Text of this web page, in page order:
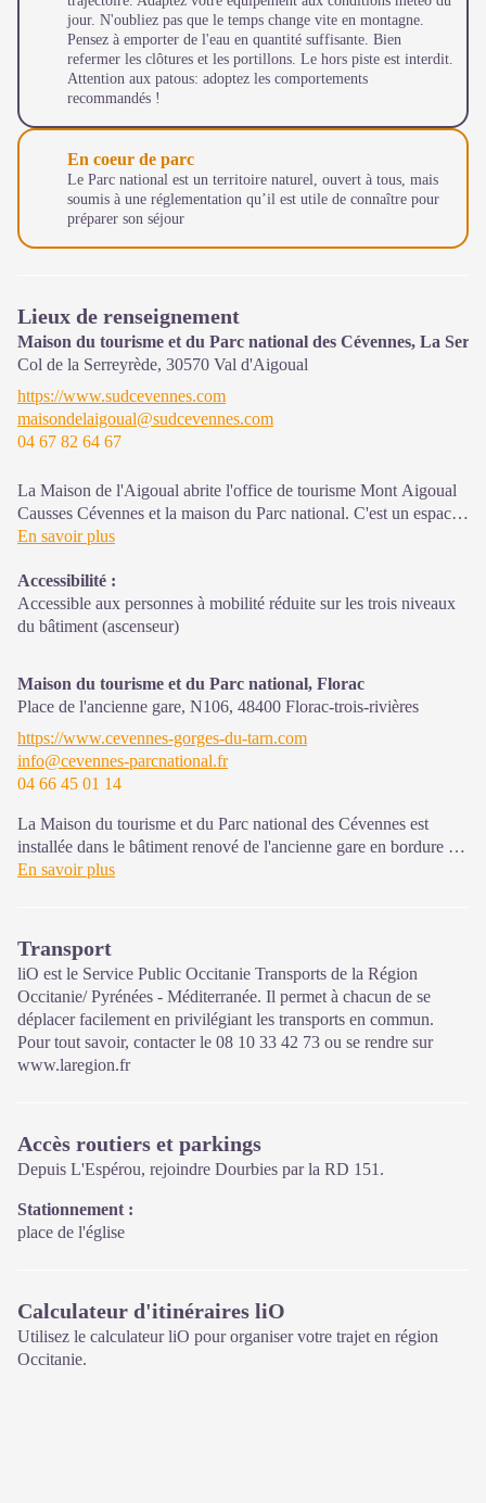
jour. N'oubliez pas que le temps change vite en montagne.
Pensez à emporter de l'eau en quantité suffisante. Bien
refermer les clôtures et les portillons. Le hors piste est interdit.
Attention aux patous: adoptez les comportements
recommandés !
En coeur de parc
Le Parc national est un territoire naturel, ouvert à tous, mais
soumis à une réglementation qu’il est utile de connaître pour
préparer son séjour
Lieux de renseignement
Maison du tourisme et du Parc national des Cévennes, La
Col de la Serreyrède, 30570 Val d'Aigoual
https://www.sudcevennes.com
maisondelaigoual@sudcevennes.com
04 67 82 64 67
La Maison de l'Aigoual abrite l'office de tourisme Mont Aigoual
Causses Cévennes et la maison du Parc national. C'est un espace
d’accueil, d'information et de sensibilisation sur le Parc national
d'animation ainsi que les règles à adopter en cœur de Parc.
Sur place : expositions temporaires, animations au départ du site
et boutique
En savoir plus
Accessibilité :
Accessible aux personnes à mobilité réduite sur les trois niveaux
du bâtiment (ascenseur)
Maison du tourisme et du Parc national, Florac
Place de l'ancienne gare, N106, 48400 Florac-trois-rivières
https://www.cevennes-gorges-du-tarn.com
info@cevennes-parcnational.fr
04 66 45 01 14
La Maison du tourisme et du Parc national des Cévennes est
installée dans le bâtiment renové de l'ancienne gare en bordure de
la N106. C'est un espace , d’accueil, d'information et de
de l'office de tourisme et du Parc.
Une expo interactive présente le Parc national des Cévennes et
ses actions.
Sur place : Une boutique, librairie découverte et produits siglés
PNC.
Ouvert toute l'année (se renseigner sur les jours et horaires en
En savoir plus
Transport
liO est le Service Public Occitanie Transports de la Région
Occitanie/ Pyrénées - Méditerranée. Il permet à chacun de se
déplacer facilement en privilégiant les transports en commun.
Pour tout savoir, contacter le 08 10 33 42 73 ou se rendre sur
www.laregion.fr
Accès routiers et parkings
Depuis L'Espérou, rejoindre Dourbies par la RD 151.
Stationnement :
place de l'église
Calculateur d'itinéraires liO
Utilisez le calculateur liO pour organiser votre trajet en région
Occitanie.